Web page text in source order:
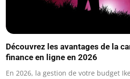
Découvrez les avantages de la
finance en ligne en 2026
En 2026, la gestion de votre budget